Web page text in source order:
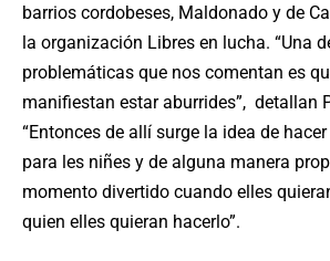
barrios cordobeses, Maldonado y de
la organización Libres en lucha. “Una
problemáticas que nos comentan es
manifiestan estar aburrides”, detallan
“Entonces de allí surge la idea de
para les niñes y de alguna manera
momento divertido cuando elles
quien elles quieran hacerlo”.